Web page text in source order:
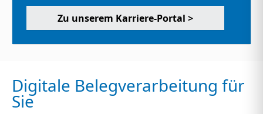
Zu unserem Karriere-Portal >
Digitale Belegverarbeitung für
Sie